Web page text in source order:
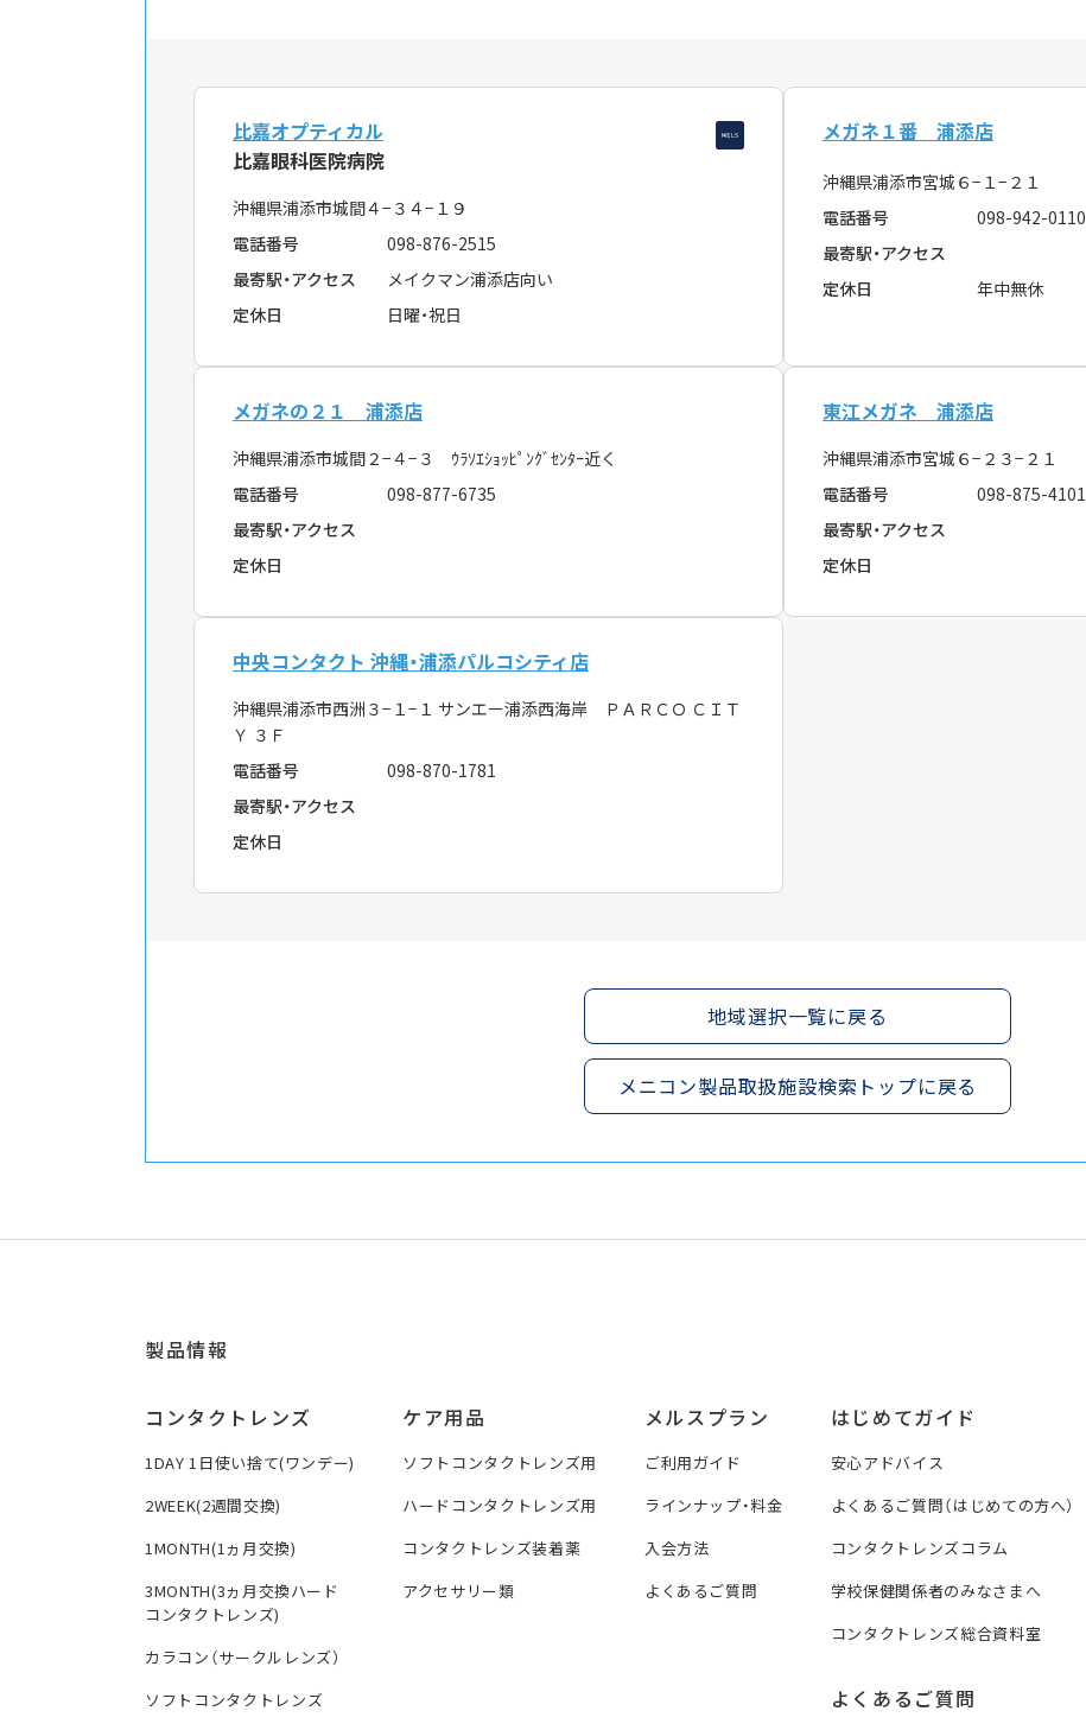
比嘉オプティカル
比嘉眼科医院病院
沖縄県浦添市城間４−３４−１９
電話番号
098-876-2515
最寄駅・アクセス
メイクマン浦添店向い
定休日
日曜・祝日
メガネ１番 浦添店
沖縄県浦添市宮城６−１−２１
電話番号
098-942-0110
最寄駅・アクセス
定休日
年中無休
メガネの２１ 浦添店
沖縄県浦添市城間２−４−３ ｳﾗｿｴｼｮｯﾋﾟﾝｸﾞｾﾝﾀｰ近く
電話番号
098-877-6735
最寄駅・アクセス
定休日
東江メガネ 浦添店
沖縄県浦添市宮城６−２３−２１
電話番号
098-875-4101
最寄駅・アクセス
定休日
中央コンタクト 沖縄・浦添パルコシティ店
沖縄県浦添市西洲３−１−１ サンエー浦添西海岸 ＰＡＲＣＯ ＣＩＴ
Ｙ ３Ｆ
電話番号
098-870-1781
最寄駅・アクセス
定休日
地域選択一覧に戻る
メニコン製品取扱施設検索トップに戻る
製品情報
コンタクトレンズ
1DAY 1日使い捨て(ワンデー)
2WEEK(2週間交換)
1MONTH(1ヵ月交換)
3MONTH(3ヵ月交換ハード
コンタクトレンズ)
カラコン（サークルレンズ）
ソフトコンタクトレンズ
ケア用品
ソフトコンタクトレンズ用
ハードコンタクトレンズ用
コンタクトレンズ装着薬
アクセサリー類
メルスプラン
ご利用ガイド
ラインナップ・料金
入会方法
よくあるご質問
はじめてガイド
安心アドバイス
よくあるご質問（はじめての方へ）
コンタクトレンズコラム
学校保健関係者のみなさまへ
コンタクトレンズ総合資料室
よくあるご質問